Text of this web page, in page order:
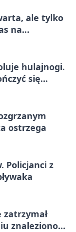
ale tylko
na
hulajnogi.
się
ostrzega
Policjanci z
zatrzymał
znaleziono